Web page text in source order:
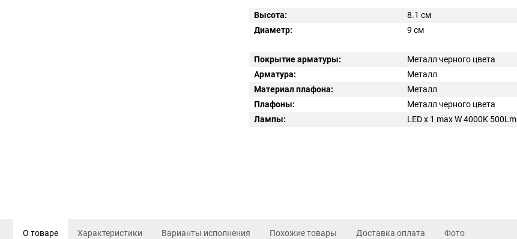
Высота:
8.1 см
Диаметр:
9 см
Покрытие арматуры:
Металл черного цвета
Арматура:
Металл
Материал плафона:
Металл
Плафоны:
Металл черного цвета
Лампы:
LED x 1 max W 4000K 500Lm
О товаре Характеристики Варианты исполнения Похожие товары Доставка оплата Фото